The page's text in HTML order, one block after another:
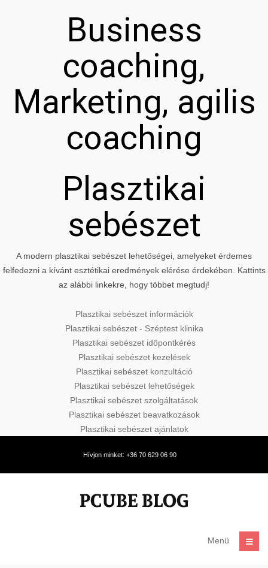
Business
coaching,
Marketing, agilis
coaching
Plasztikai
sebészet
A modern plasztikai sebészet lehetőségei, amelyeket érdemes
felfedezni a kívánt esztétikai eredmények elérése érdekében. Kattints
az alábbi linkekre, hogy többet megtudj!
Plasztikai sebészet információk
Plasztikai sebészet - Széptest klinika
Plasztikai sebészet időpontkérés
Plasztikai sebészet kezelések
Plasztikai sebészet konzultáció
Plasztikai sebészet lehetőségek
Plasztikai sebészet szolgáltatások
Plasztikai sebészet beavatkozások
Plasztikai sebészet ajánlatok
Hívjon minket: +36 70 629 06 90
Menü